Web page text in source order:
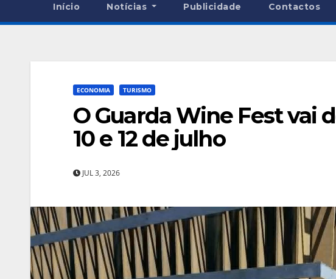
Início Notícias Publicidade Contactos
ECONOMIA TURISMO
O Guarda Wine Fest vai
10 e 12 de julho
JUL 3, 2026